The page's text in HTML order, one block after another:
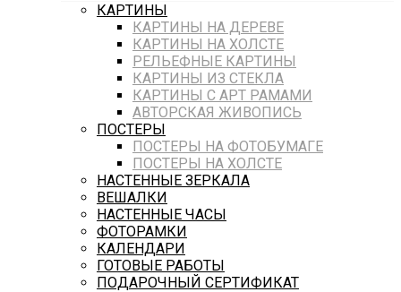
КАРТИНЫ
КАРТИНЫ НА ДЕРЕВЕ
КАРТИНЫ НА ХОЛСТЕ
РЕЛЬЕФНЫЕ КАРТИНЫ
КАРТИНЫ ИЗ СТЕКЛА
КАРТИНЫ С АРТ РАМАМИ
АВТОРСКАЯ ЖИВОПИСЬ
ПОСТЕРЫ
ПОСТЕРЫ НА ФОТОБУМАГЕ
ПОСТЕРЫ НА ХОЛСТЕ
НАСТЕННЫЕ ЗЕРКАЛА
ВЕШАЛКИ
НАСТЕННЫЕ ЧАСЫ
ФОТОРАМКИ
КАЛЕНДАРИ
ГОТОВЫЕ РАБОТЫ
ПОДАРОЧНЫЙ СЕРТИФИКАТ